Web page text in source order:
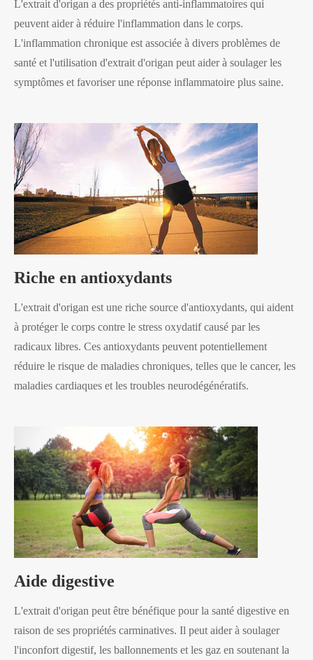
L'extrait d'origan a des propriétés anti-inflammatoires qui
peuvent aider à réduire l'inflammation dans le corps.
L'inflammation chronique est associée à divers problèmes de
santé et l'utilisation d'extrait d'origan peut aider à soulager les
symptômes et favoriser une réponse inflammatoire plus saine.
Riche en antioxydants
L'extrait d'origan est une riche source d'antioxydants, qui aident
à protéger le corps contre le stress oxydatif causé par les
radicaux libres. Ces antioxydants peuvent potentiellement
réduire le risque de maladies chroniques, telles que le cancer, les
maladies cardiaques et les troubles neurodégénératifs.
Aide digestive
L'extrait d'origan peut être bénéfique pour la santé digestive en
raison de ses propriétés carminatives. Il peut aider à soulager
l'inconfort digestif, les ballonnements et les gaz en soutenant la